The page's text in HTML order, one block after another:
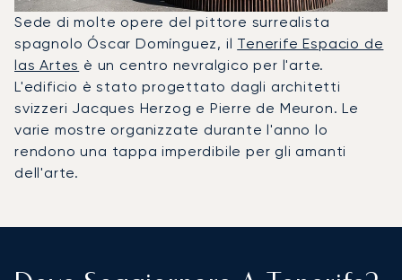
Sede di molte opere del pittore surrealista
spagnolo Óscar Domínguez, il Tenerife Espacio de
las Artes è un centro nevralgico per l'arte.
L'edificio è stato progettato dagli architetti
svizzeri Jacques Herzog e Pierre de Meuron. Le
varie mostre organizzate durante l'anno lo
rendono una tappa imperdibile per gli amanti
dell'arte.